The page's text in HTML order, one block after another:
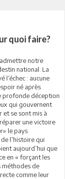
quoi faire?
admettre notre
national. La
l’échec : aucune
né après
profonde déception
qui gouvernent
et se sont mis à
une victoire
le pays
l’histoire qui
aujourd’hui que
en « forçant les
méthodes de
comme leur